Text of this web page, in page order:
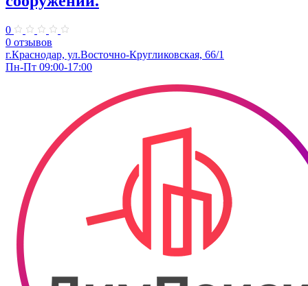
0
0 отзывов
г.Краснодар, ул.Восточно-Кругликовская, 66/1
Пн-Пт 09:00-17:00